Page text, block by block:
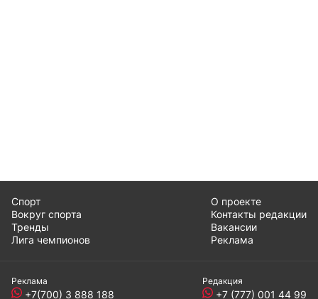
Спорт
Вокруг спорта
Тренды
Лига чемпионов
О проекте
Контакты редакции
Вакансии
Реклама
Реклама
+7(700) 3 888 188
Редакция
+7 (777) 001 44 99